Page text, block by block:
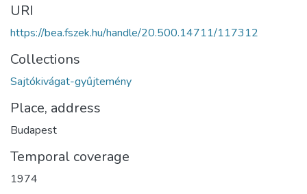
URI
https://bea.fszek.hu/handle/20.500.14711/117312
Collections
Sajtókivágat-gyűjtemény
Place, address
Budapest
Temporal coverage
1974